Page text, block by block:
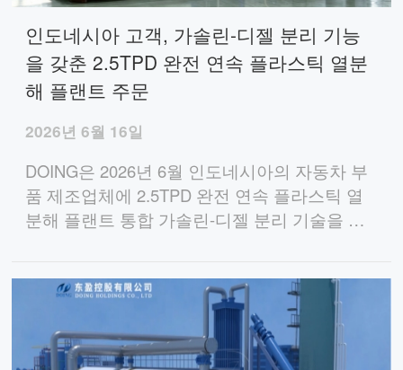
인도네시아 고객, 가솔린-디젤 분리 기능
을 갖춘 2.5TPD 완전 연속 플라스틱 열분
해 플랜트 주문
2026년 6월 16일
DOING은 2026년 6월 인도네시아의 자동차 부
품 제조업체에 2.5TPD 완전 연속 플라스틱 열
분해 플랜트 통합 가솔린-디젤 분리 기술을 제